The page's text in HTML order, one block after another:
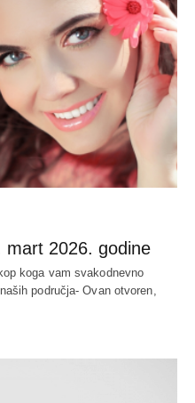
mart 2026. godine
koga vam svakodnevno
područja- Ovan otvoren,